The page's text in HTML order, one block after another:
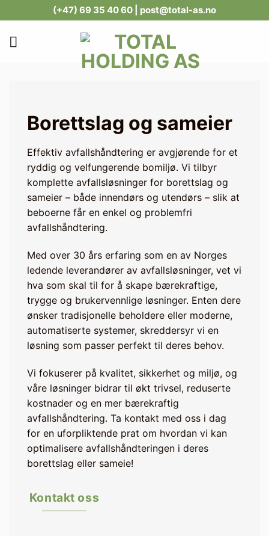
to
content
(+47) 69 35 40 60 | post@total-as.no
Borettslag og sameier
Effektiv avfallshåndtering er avgjørende for et
ryddig og velfungerende bomiljø. Vi tilbyr
komplette avfallsløsninger for borettslag og
sameier – både innendørs og utendørs – slik at
beboerne får en enkel og problemfri
avfallshåndtering.
Med over 30 års erfaring som en av Norges
ledende leverandører av avfallsløsninger, vet vi
hva som skal til for å skape bærekraftige,
trygge og brukervennlige løsninger. Enten dere
ønsker tradisjonelle beholdere eller moderne,
automatiserte systemer, skreddersyr vi en
løsning som passer perfekt til deres behov.
Vi fokuserer på kvalitet, sikkerhet og miljø, og
våre løsninger bidrar til økt trivsel, reduserte
kostnader og en mer bærekraftig
avfallshåndtering. Ta kontakt med oss i dag
for en uforpliktende prat om hvordan vi kan
optimalisere avfallshåndteringen i deres
borettslag eller sameie!
Kontakt oss